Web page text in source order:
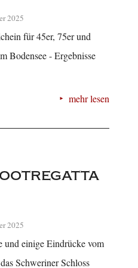
2025
für 45er, 75er und
Bodensee - Ergebnisse
mehr lesen
2025
und einige Eindrücke vom
Schweriner Schloss